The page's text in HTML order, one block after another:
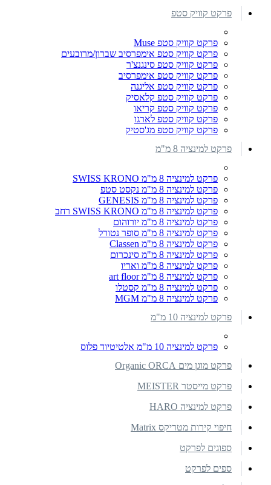
פרקט קוויק סטפ
פרקט קוויק סטפ Muse
פרקט קוויק סטפ אימפרסיב שברון/מרובעים
פרקט קוויק סטפ סינגנצ'ר
פרקט קוויק סטפ אימפרסיב
פרקט קוויק סטפ אליגנה
פרקט קוויק סטפ קלאסיק
פרקט קוויק סטפ קריאו
פרקט קוויק סטפ לארגו
פרקט קוויק סטפ מג'סטיק
פרקט למינציה 8 מ"מ
פרקט למינציה 8 מ"מ SWISS KRONO
פרקט למינציה 8 מ"מ נקסט סטפ
פרקט למינציה 8 מ"מ GENESIS
פרקט למינציה 8 מ"מ SWISS KRONO רחב
פרקט למינציה 8 מ"מ יורוהום
פרקט למינציה 8 מ"מ סופר נטורל
פרקט למינציה 8 מ"מ Classen
פרקט למינציה 8 מ"מ סינכרום
פרקט למינציה 8 מ"מ ואריו
פרקט למינציה 8 מ"מ art floor
פרקט למינציה 8 מ"מ קסטלו
פרקט למינציה 8 מ"מ MGM
פרקט למינציה 10 מ"מ
פרקט למינציה 10 מ"מ אלטיטיוד פלוס
פרקט מוגן מים Organic ORCA
פרקט מייסטר MEISTER
פרקט למינציה HARO
חיפוי קירות מטריקס Matrix
ספוגים לפרקט
ספים לפרקט